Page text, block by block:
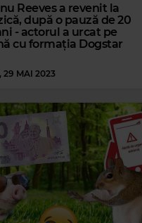
Reeves a revenit la
după o pauză de 20
- actorul a urcat pe
cu formația Dogstar
29 MAI 2023